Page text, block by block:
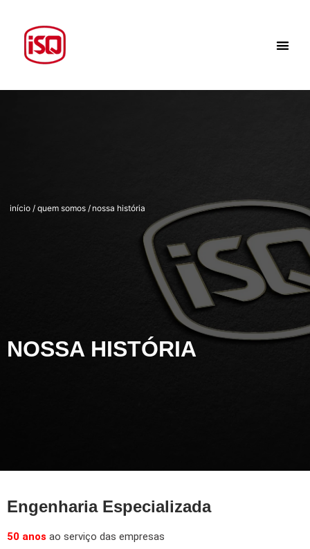
início / quem somos / nossa história
NOSSA HISTÓRIA
Engenharia Especializada
50 anos ao serviço das empresas